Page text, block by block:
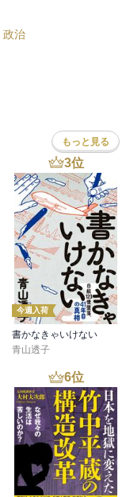
政治
もっと見る
3位
今週入荷
書かなきゃいけない
青山透子
6位